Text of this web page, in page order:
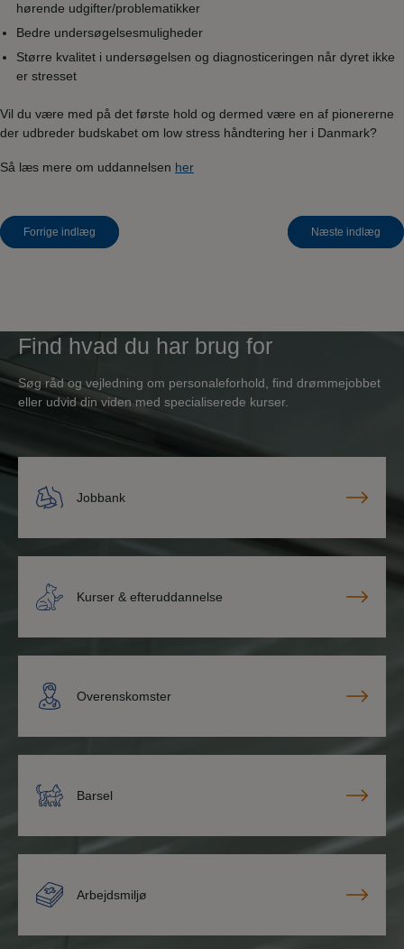
hørende udgifter/problematikker
Bedre undersøgelsesmuligheder
Større kvalitet i undersøgelsen og diagnosticeringen når dyret ikke
er stresset
Vil du være med på det første hold og dermed være en af pionererne
der udbreder budskabet om low stress håndtering her i Danmark?
Så læs mere om uddannelsen her
Indlægsnavigation
Forrige indlæg Næste indlæg
Find hvad du har brug for
Søg råd og vejledning om personaleforhold, find drømmejobbet
eller udvid din viden med specialiserede kurser.
Jobbank
Kurser & efteruddannelse
Overenskomster
Barsel
Arbejdsmiljø